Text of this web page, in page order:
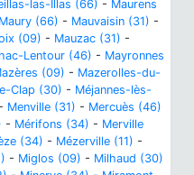
las-Illas (66) - Maurens
Maury (66) - Mauvaisin (31) -
(09) - Mauzac (31) -
Lentour (46) - Mayronnes
(09) - Mazerolles-du-
Clap (30) - Méjannes-lès-
- Menville (31) - Mercuès (46)
- Mérifons (34) - Merville
(34) - Mézerville (11) -
- Miglos (09) - Milhaud (30)